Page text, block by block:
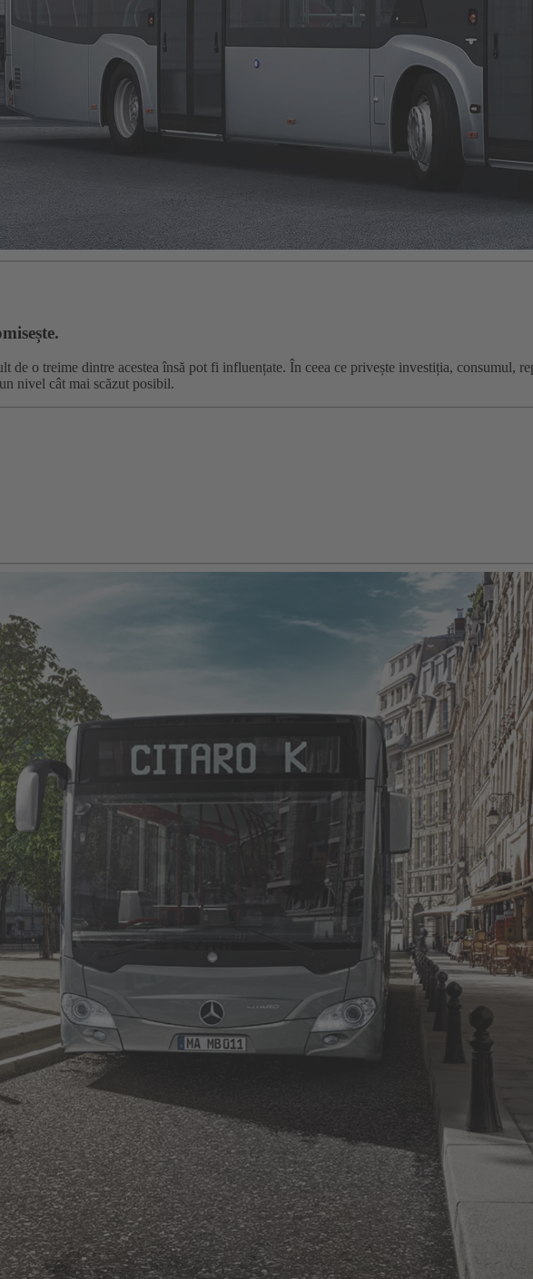
o treime dintre acestea însă pot fi influențate. În ceea ce privește investiția, consumul,
nivel cât mai scăzut posibil.